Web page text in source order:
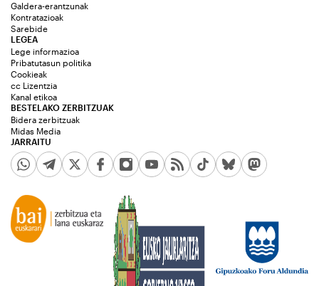
Galdera-erantzunak
Kontratazioak
Sarebide
JARRAITU
LEGEA
Lege informazioa
Pribatutasun politika
Cookieak
cc Lizentzia
Kanal etikoa
BESTELAKO ZERBITZUAK
Bidera zerbitzuak
Midas Media